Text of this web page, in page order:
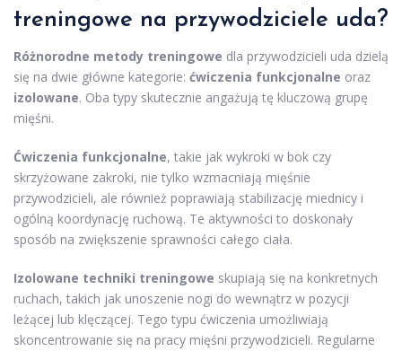
treningowe na przywodziciele uda?
Różnorodne metody treningowe dla przywodzicieli uda dzielą
się na dwie główne kategorie: ćwiczenia funkcjonalne oraz
izolowane. Oba typy skutecznie angażują tę kluczową grupę
mięśni.
Ćwiczenia funkcjonalne, takie jak wykroki w bok czy
skrzyżowane zakroki, nie tylko wzmacniają mięśnie
przywodzicieli, ale również poprawiają stabilizację miednicy i
ogólną koordynację ruchową. Te aktywności to doskonały
sposób na zwiększenie sprawności całego ciała.
Izolowane techniki treningowe skupiają się na konkretnych
ruchach, takich jak unoszenie nogi do wewnątrz w pozycji
leżącej lub klęczącej. Tego typu ćwiczenia umożliwiają
skoncentrowanie się na pracy mięśni przywodzicieli. Regularne